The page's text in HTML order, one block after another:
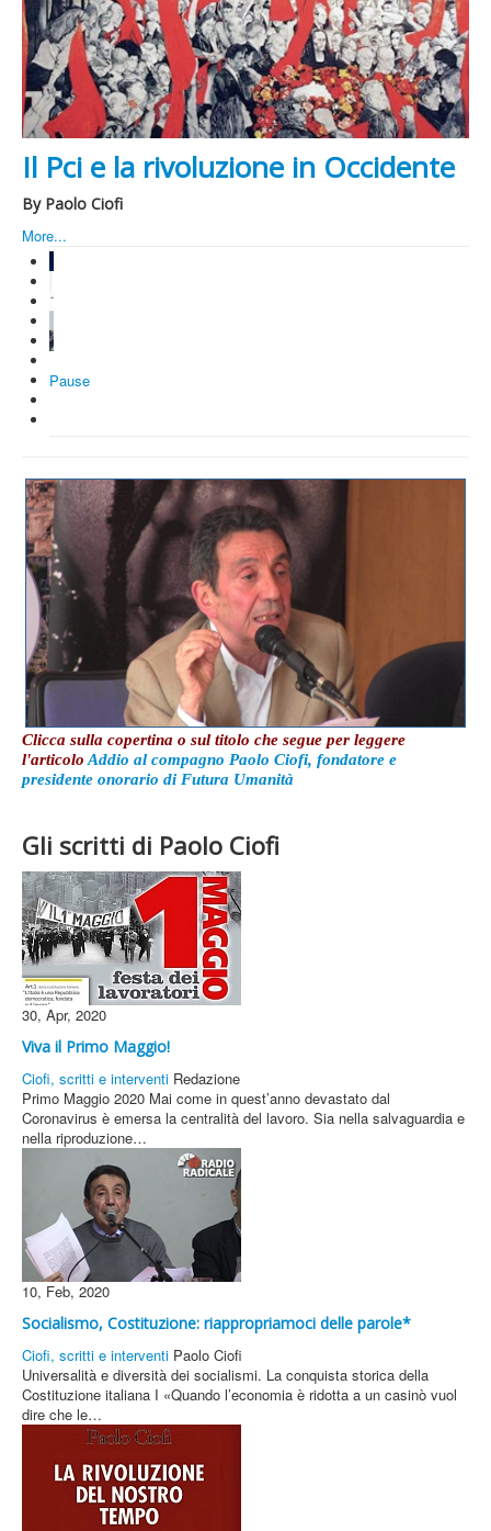
Il Pci e la rivoluzione in Occidente
By Paolo Ciofi
More...
Pause
Clicca sulla copertina o sul titolo che segue per leggere
l'articoloAddio al compagno Paolo Ciofi, fondatore e
presidente onorario di Futura Umanità
Gli scritti di Paolo Ciofi
30, Apr, 2020
Viva il Primo Maggio!
Ciofi, scritti e interventi Redazione
Primo Maggio 2020 Mai come in quest’anno devastato dal
Coronavirus è emersa la centralità del lavoro. Sia nella salvaguardia e
nella riproduzione…
10, Feb, 2020
Socialismo, Costituzione: riappropriamoci delle parole*
Ciofi, scritti e interventi Paolo Ciofi
Universalità e diversità dei socialismi. La conquista storica della
Costituzione italiana I «Quando l’economia è ridotta a un casinò vuol
dire che le…